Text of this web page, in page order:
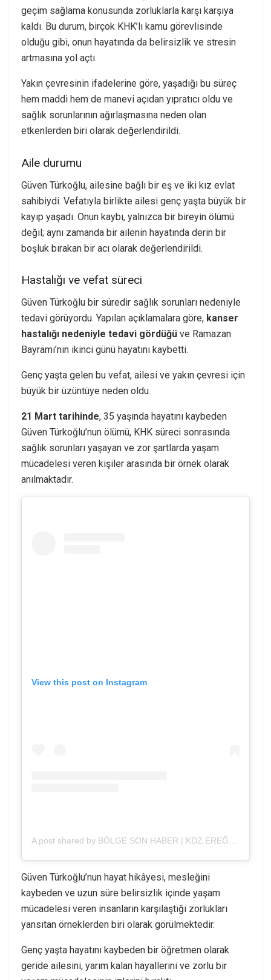
geçim sağlama konusunda zorluklarla karşı karşıya
kaldı. Bu durum, birçok KHK’lı kamu görevlisinde
olduğu gibi, onun hayatında da belirsizlik ve stresin
artmasına yol açtı.
Yakın çevresinin ifadelerine göre, yaşadığı bu süreç
hem maddi hem de manevi açıdan yıpratıcı oldu ve
sağlık sorunlarının ağırlaşmasına neden olan
etkenlerden biri olarak değerlendirildi.
Aile durumu
Güven Türkoğlu, ailesine bağlı bir eş ve iki kız evlat
sahibiydi. Vefatıyla birlikte ailesi genç yaşta büyük bir
kayıp yaşadı. Onun kaybı, yalnızca bir bireyin ölümü
değil; aynı zamanda bir ailenin hayatında derin bir
boşluk bırakan bir acı olarak değerlendirildi.
Hastalığı ve vefat süreci
Güven Türkoğlu bir süredir sağlık sorunları nedeniyle
tedavi görüyordu. Yapılan açıklamalara göre, kanser
hastalığı nedeniyle tedavi gördüğü ve Ramazan
Bayramı’nın ikinci günü hayatını kaybetti.
Genç yaşta gelen bu vefat, ailesi ve yakın çevresi için
büyük bir üzüntüye neden oldu.
21 Mart tarihinde, 35 yaşında hayatını kaybeden
Güven Türkoğlu’nun ölümü, KHK süreci sonrasında
sağlık sorunları yaşayan ve zor şartlarda yaşam
mücadelesi veren kişiler arasında bir örnek olarak
anılmaktadır.
View this post on Instagram
Güven Türkoğlu’nun hayat hikâyesi, mesleğini
kaybeden ve uzun süre belirsizlik içinde yaşam
mücadelesi veren insanların karşılaştığı zorlukları
yansıtan örneklerden biri olarak görülmektedir.
Genç yaşta hayatını kaybeden bir öğretmen olarak
geride ailesini, yarım kalan hayallerini ve zorlu bir